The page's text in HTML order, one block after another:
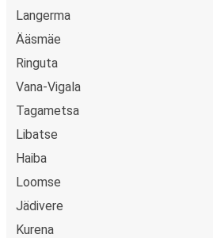
Langerma
Ääsmäe
Ringuta
Vana-Vigala
Tagametsa
Libatse
Haiba
Loomse
Jädivere
Kurena